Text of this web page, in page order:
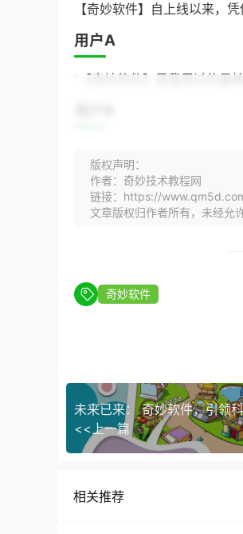
【奇妙软件】自上线以来，
用户A
“【奇妙软件】是我用过的最
用户C
“【奇妙软件】是我日常娱乐
【奇妙软件】的成功并非偶
**案例：某企业提高办公效率
某企业由于业务需求，需要
使用，企业员工普遍反映工
版权声明：
作者：奇妙技术教程网
链接：https://
文章版权归作者所有，未经允
奇妙软件
未来已来： 奇妙软件，引领
<<上一篇
相关推荐